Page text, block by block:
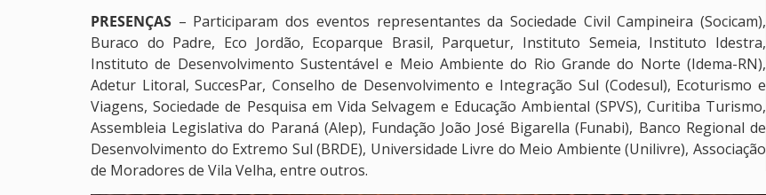
PRESENÇAS – Participaram dos eventos representantes da Sociedade Civil Campineira (Socicam),
Buraco do Padre, Eco Jordão, Ecoparque Brasil, Parquetur, Instituto Semeia, Instituto Idestra,
Instituto de Desenvolvimento Sustentável e Meio Ambiente do Rio Grande do Norte (Idema-RN),
Adetur Litoral, SuccesPar, Conselho de Desenvolvimento e Integração Sul (Codesul), Ecoturismo e
Viagens, Sociedade de Pesquisa em Vida Selvagem e Educação Ambiental (SPVS), Curitiba Turismo,
Assembleia Legislativa do Paraná (Alep), Fundação João José Bigarella (Funabi), Banco Regional de
Desenvolvimento do Extremo Sul (BRDE), Universidade Livre do Meio Ambiente (Unilivre), Associação
de Moradores de Vila Velha, entre outros.